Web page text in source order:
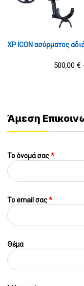
XP ICON ασύρματος
500,00 €
Άμεση
Το όνομά σας*
To email σας*
Θέμα